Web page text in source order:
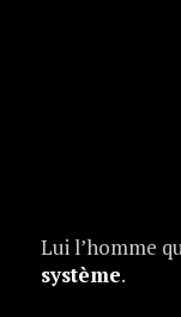
Lui l’homme
système.